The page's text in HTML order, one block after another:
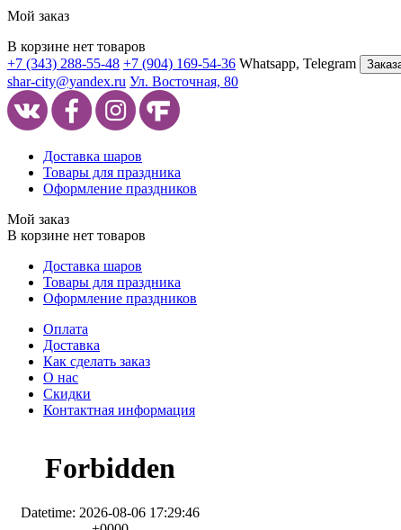
Мой заказ
В корзине нет товаров
+7 (343) 288-55-48 +7 (904) 169-54-36 Whatsapp, Telegram
shar-city@yandex.ru Ул. Восточная, 80
Доставка шаров
Товары для праздника
Оформление праздников
Мой заказ
В корзине нет товаров
Доставка шаров
Товары для праздника
Оформление праздников
Оплата
Доставка
Как сделать заказ
О нас
Скидки
Контактная информация